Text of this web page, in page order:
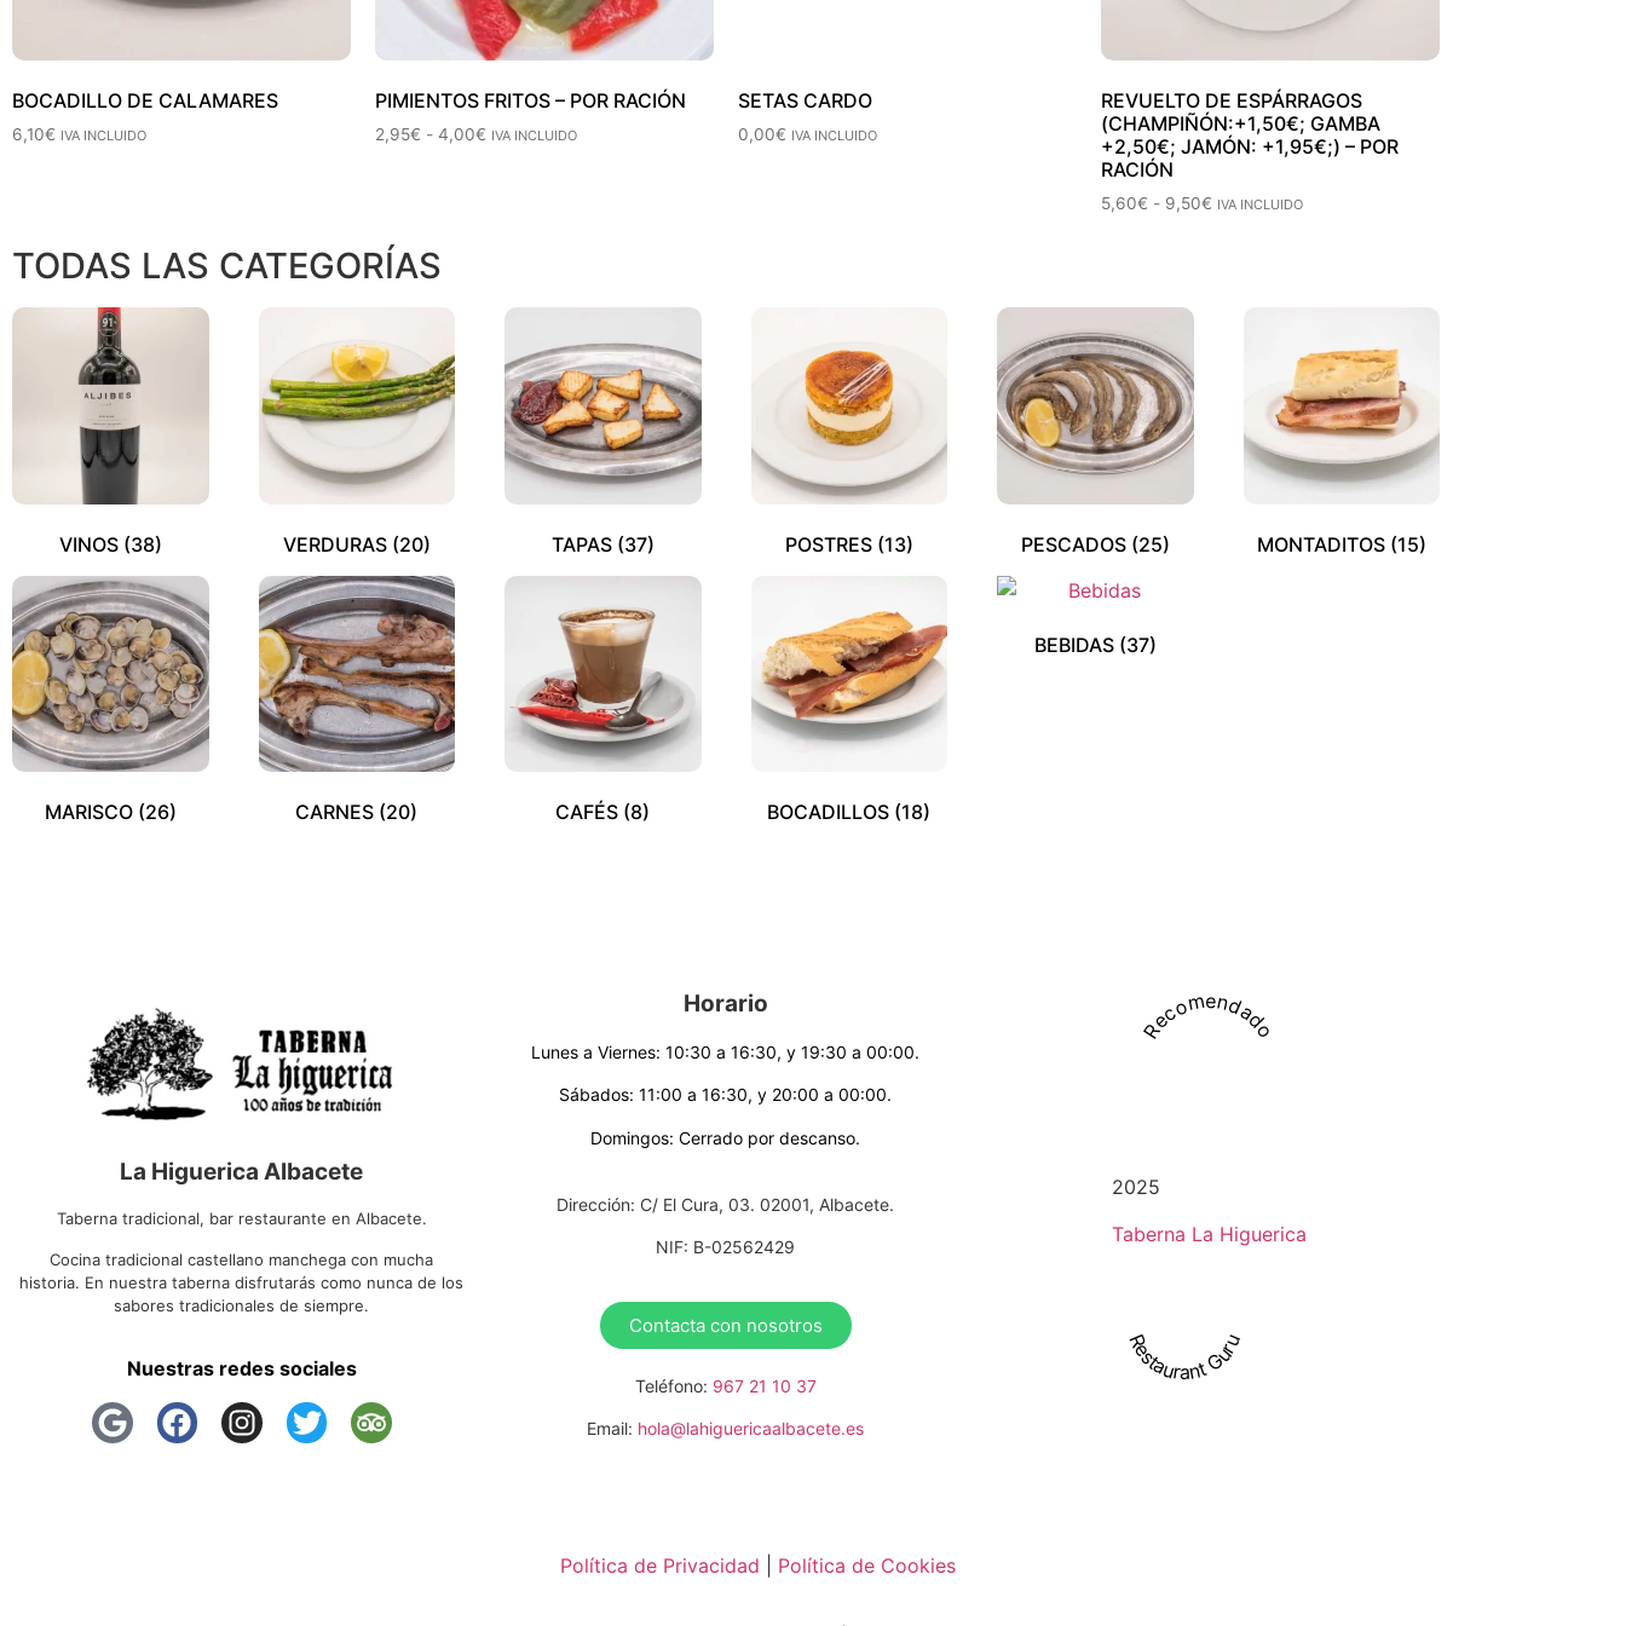
BOCADILLO DE CALAMARES
6,10€ IVA INCLUIDO
PIMIENTOS FRITOS – POR RACIÓN
2,95€ - 4,00€ IVA INCLUIDO
SETAS CARDO
0,00€ IVA INCLUIDO
REVUELTO DE ESPÁRRAGOS
(CHAMPIÑÓN:+1,50€; GAMBA
+2,50€; JAMÓN: +1,95€;) – POR
RACIÓN
5,60€ - 9,50€ IVA INCLUIDO
TODAS LAS CATEGORÍAS
VINOS (38) VERDURAS (20) TAPAS (37) POSTRES (13) PESCADOS (25) MONTADITOS (15)
MARISCO (26) CARNES (20) CAFÉS (8) BOCADILLOS (18)
BEBIDAS (37)
La Higuerica Albacete
Taberna tradicional, bar restaurante en Albacete.
Cocina tradicional castellano manchega con mucha
historia. En nuestra taberna disfrutarás como nunca de los
sabores tradicionales de siempre.
Nuestras redes sociales
Horario
Lunes a Viernes: 10:30 a 16:30, y 19:30 a 00:00.
Sábados: 11:00 a 16:30, y 20:00 a 00:00.
Domingos: Cerrado por descanso.
Dirección: C/ El Cura, 03. 02001, Albacete.
NIF: B-02562429
Contacta con nosotros
Teléfono: 967 21 10 37
Email: hola@lahiguericaalbacete.es
Recomendado
2025
Taberna La Higuerica
Restaurant Guru
Política de Privacidad Política de Cookies